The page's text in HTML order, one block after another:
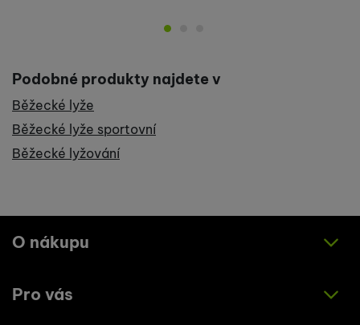
Podobné produkty najdete v
Běžecké lyže
Běžecké lyže sportovní
Běžecké lyžování
O nákupu
Jak nakupovat
Pro vás